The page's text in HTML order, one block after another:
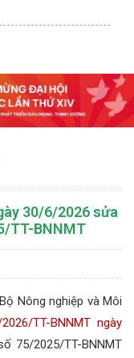
30/6/2026 sửa
TT-BNNMT
Nông nghiệp và Môi
TT-BNNMT ngày
75/2025/TT-BNNMT